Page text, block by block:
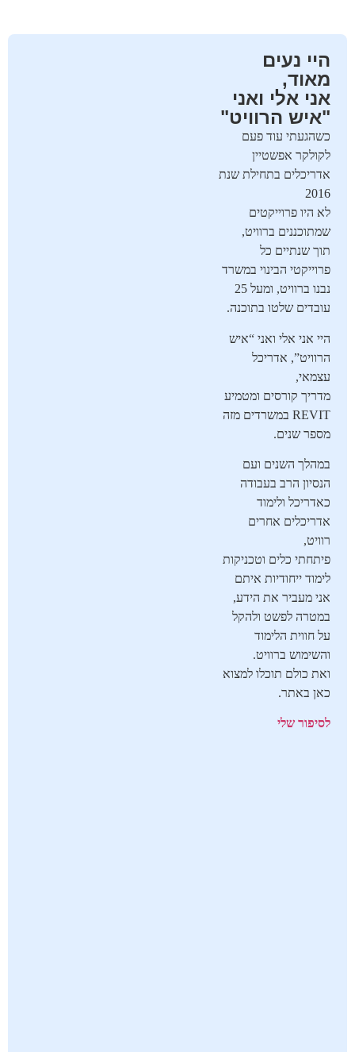
היי נעים
מאוד,
אני אלי ואני
"איש הרוויט"
כשהגעתי עוד פעם
לקולקר אפשטיין
אדריכלים בתחילת שנת
2016
לא היו פרוייקטים
שמתוכננים ברוויט,
תוך שנתיים כל
פרוייקטי הבינוי במשרד
נבנו ברוויט, ומעל 25
עובדים שלטו בתוכנה.
היי אני אלי ואני “איש
הרוויט”, אדריכל
עצמאי,
מדריך קורסים ומטמיע
REVIT במשרדים מזה
מספר שנים.
במהלך השנים ועם
הנסיון הרב בעבודה
כאדריכל ולימוד
אדריכלים אחרים
רוויט,
פיתחתי כלים וטכניקות
לימוד ייחודיות איתם
אני מעביר את הידע,
במטרה לפשט ולהקל
על חווית הלימוד
והשימוש ברוויט.
ואת כולם תוכלו למצוא
כאן באתר.
לסיפור שלי